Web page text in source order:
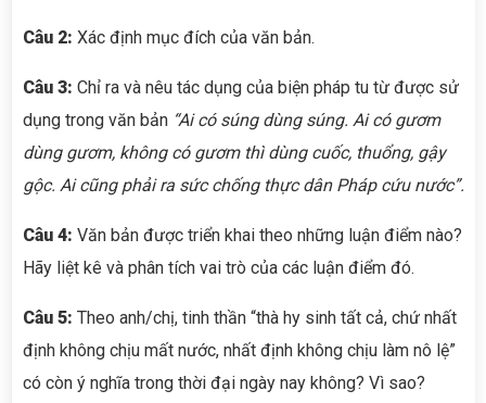
Câu 2: Xác định mục đích của văn bản.
Câu 3: Chỉ ra và nêu tác dụng của biện pháp tu từ được sử
dụng trong văn bản “Ai có súng dùng súng. Ai có gươm
dùng gươm, không có gươm thì dùng cuốc, thuổng, gậy
gộc. Ai cũng phải ra sức chống thực dân Pháp cứu nước”.
Câu 4: Văn bản được triển khai theo những luận điểm nào?
Hãy liệt kê và phân tích vai trò của các luận điểm đó.
Câu 5: Theo anh/chị, tinh thần “thà hy sinh tất cả, chứ nhất
định không chịu mất nước, nhất định không chịu làm nô lệ”
có còn ý nghĩa trong thời đại ngày nay không? Vì sao?